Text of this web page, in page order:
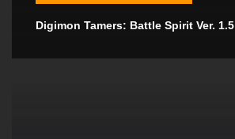
Digimon Tamers: Battle Spirit Ver. 1.5